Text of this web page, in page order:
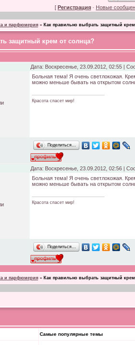
[ Регистрация · Новые
и парфюмерия » Как правильно выбрать защитный
защитный крем от солнца?
Дата: Воскресенье, 23.09.2012, 02:55 |
Больная тема! Я очень светлокожая.
можно меньше бывать на открытом
Красота спасет мир!
Поделиться…
Дата: Воскресенье, 23.09.2012, 02:56 |
Больная тема! Я очень светлокожая.
можно меньше бывать на открытом
Красота спасет мир!
Поделиться…
и парфюмерия » Как правильно выбрать защитный
Самые популярные темы